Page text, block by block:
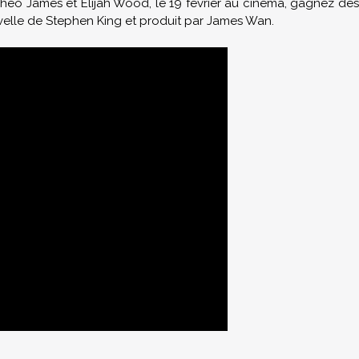
James et Elijah Wood, le 19 février au cinéma, gagnez des
de Stephen King et produit par James Wan.